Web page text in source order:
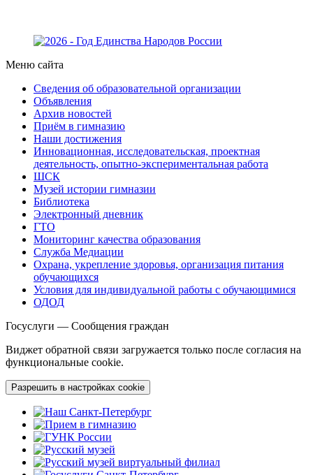
Меню сайта
Сведения об образовательной организации
Объявления
Архив новостей
Приём в гимназию
Наши достижения
Инновационная, исследовательская, проектная
деятельность, опытно-экспериментальная работа
ШСК
Музей истории гимназии
Библиотека
Электронный дневник
ГТО
Мониторинг качества образования
Служба Медиации
Охрана, укрепление здоровья, организация питания
обучающихся
Условия для индивидуальной работы с обучающимися
ОДОД
Госуслуги — Сообщения граждан
Виджет обратной связи загружается только после согласия на
функциональные cookie.
Разрешить в настройках cookie